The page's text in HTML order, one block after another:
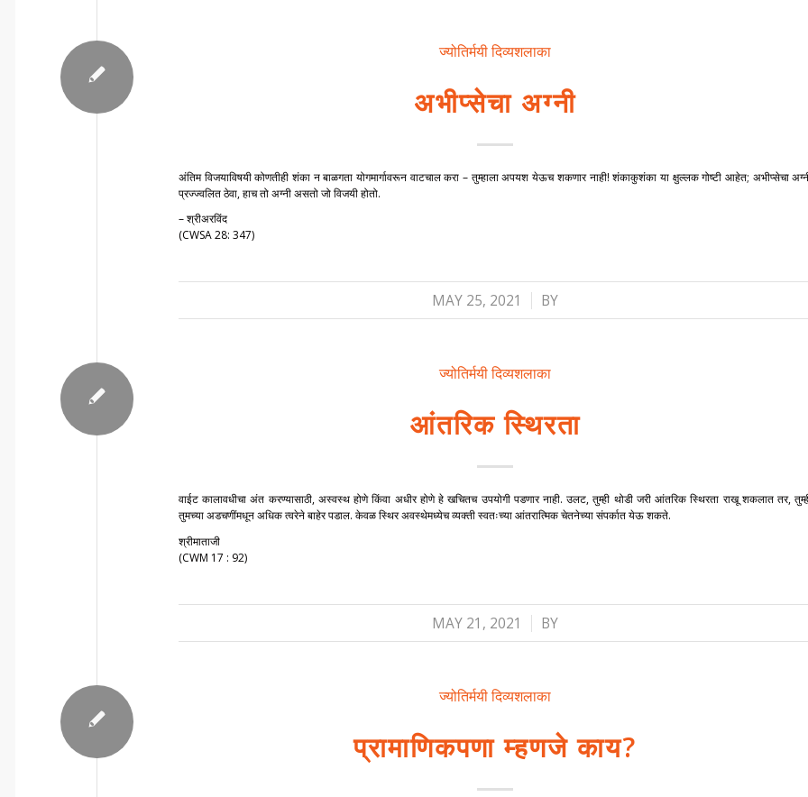
ज्योतिर्मयी दिव्यशलाका
अभीप्सेचा अग्नी
अंतिम विजयाविषयी कोणतीही शंका न बाळगता योगमार्गावरून वाटचाल करा – तुम्हाला अपयश येऊच शकणार नाही! शंकाकुशंका या क्षुल्लक गोष्टी आहेत; अभीप्सेचा
प्रज्ज्वलित ठेवा, हाच तो अग्नी असतो जो विजयी होतो.
– श्रीअरविंद
(CWSA 28: 347)
MAY 25, 2021
/ BY
ज्योतिर्मयी दिव्यशलाका
आंतरिक स्थिरता
वाईट कालावधीचा अंत करण्यासाठी, अस्वस्थ होणे किंवा अधीर होणे हे खचितच उपयोगी पडणार नाही. उलट, तुम्ही थोडी जरी आंतरिक स्थिरता राखू शकलात तर,
तुमच्या अडचणींमधून अधिक त्वरेने बाहेर पडाल. केवळ स्थिर अवस्थेमध्येच व्यक्ती स्वतःच्या आंतरात्मिक चेतनेच्या संपर्कात येऊ शकते.
श्रीमाताजी
(CWM 17 : 92)
MAY 21, 2021
/ BY
ज्योतिर्मयी दिव्यशलाका
प्रामाणिकपणा म्हणजे काय?